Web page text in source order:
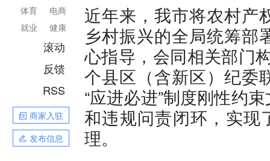
电商
健康
体育
就业
滚动
反馈
RSS
商家入驻
发布信息
近年来，我市将农村产
乡村振兴的全局统筹部
心指导，会同相关部门
个县区（含新区）纪委
“应进必进”制度刚性约
和违规问责闭环，实现
理。